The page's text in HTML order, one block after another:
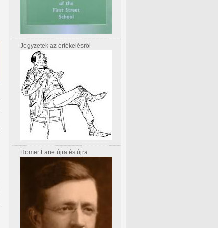
Jegyzetek az értékelésről
Homer Lane újra és újra